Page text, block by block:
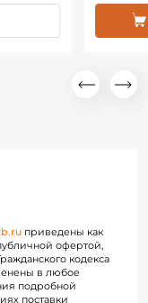
приведены как
офертой,
кодекса
в любое
подробной
поставки